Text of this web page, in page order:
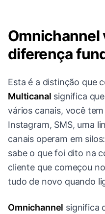
Omnichannel
diferença
Esta é a distinção que
Multicanal significa
vários canais, você
Instagram, SMS, uma
canais operam em
sabe o que foi dito na
cliente que começou
tudo de novo quando
Omnichannel significa